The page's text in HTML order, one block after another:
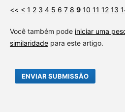
<< < 1 2 3 4 5 6 7 8 9 10 11 12 13
Você também pode iniciar uma
similaridadepara este artigo.
ENVIAR SUBMISSÃO